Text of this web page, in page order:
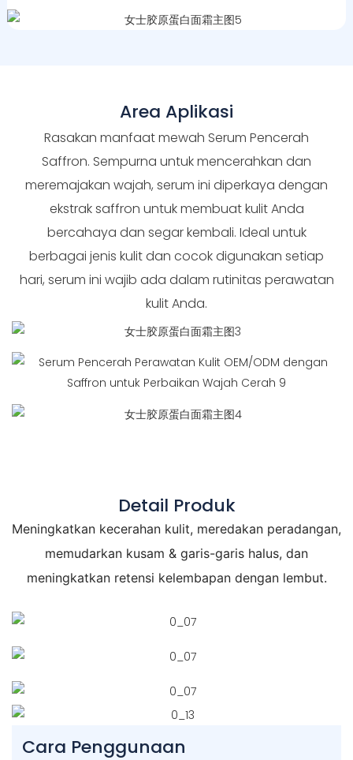
Area Aplikasi
Rasakan manfaat mewah Serum Pencerah
Saffron. Sempurna untuk mencerahkan dan
meremajakan wajah, serum ini diperkaya dengan
ekstrak saffron untuk membuat kulit Anda
bercahaya dan segar kembali. Ideal untuk
berbagai jenis kulit dan cocok digunakan setiap
hari, serum ini wajib ada dalam rutinitas perawatan
kulit Anda.
Detail Produk
Meningkatkan kecerahan kulit, meredakan peradangan,
memudarkan kusam & garis-garis halus, dan
meningkatkan retensi kelembapan dengan lembut.
Cara Penggunaan